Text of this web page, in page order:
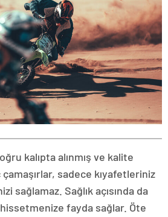
kalıpta alınmış ve kalite
sadece kıyafetleriniz
sağlamaz. Sağlık açısında da
fayda sağlar. Öte